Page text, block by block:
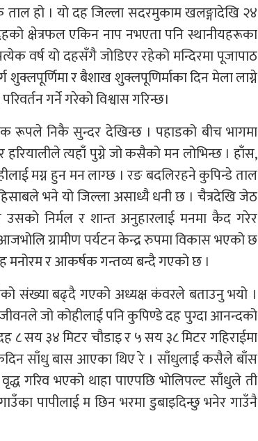
हो । यो दह जिल्ला सदरमुकाम खलङ्गादेखि २४
क्षेत्रफल एकिन नाप नभएता पनि स्थानीयहरूका
वर्ष यो दहसँगै जोडिएर रहेको मन्दिरमा पूजापाठ
र बैशाख शुक्लपूणिर्माका दिन मेला लाग्ने
गर्ने गरेको विश्वास गरिन्छ।
रूपले निकै सुन्दर देखिन्छ । पहाडको बीच भागमा
त्यहाँ पुग्ने जो कसैको मन लोभिन्छ । हाँस,
मग्न हुन मन लाग्छ । रङ बदलिरहने कुपिन्डे ताल
भने यो जिल्ला असाध्यै धनी छ । चैत्रदेखि जेठ
निर्मल र शान्त अनुहारलाई मनमा कैद गरेर
ग्रामीण पर्यटन केन्द्र रुपमा विकास भएको छ
मनोरम र आकर्षक गन्तव्य बन्दै गएको छ ।
संख्या बढ्दै गएको अध्यक्ष कंवरले बताउनु भयो ।
जो कोहीलाई पनि कुपिण्डे दह पुग्दा आनन्दको
सय ३४ मिटर चौडाइ र ५ सय ३८ मिटर गहिराईमा
एकदिन साँधु बास आएका थिए रे । साँधुलाई कसैले बाँस
गरिव भएको थाहा पाएपछि भोलिपल्ट साँधुले ती
पापीलाई म छिन भरमा डुबाइदिन्छु भनेर गाउँनै